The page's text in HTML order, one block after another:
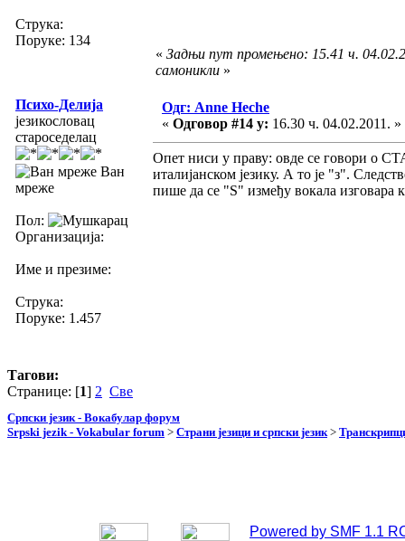
Струка:
Поруке: 134
« Задњи пут промењено: 15.41 ч.
самоникли »
Психо-Делија
језикословац
староседелац
Ван
мреже
Пол:
Организација:
Име и презиме:
Струка:
Поруке: 1.457
Одг: Anne Heche
« Одговор #14 у: 16.30 ч. 04.02.2011. »
Опет ниси у праву: овде се говори о
италијанском језику. А то је "з".
пише да се "S" између вокала изговара
Тагови:
Странице: [1] 2 Све
Српски језик - Вокабулар форум
Srpski jezik - Vokabular forum > Страни језици и српски језик>
Powered by SMF 1.1